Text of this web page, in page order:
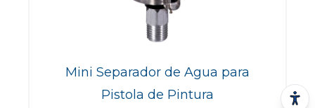
Mini Separador de Agua para
Pistola de Pintura